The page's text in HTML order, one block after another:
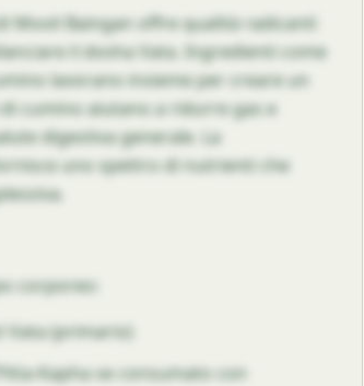
Mooli Baingan offre qualità radicanti
il dosha Vata. Ingredienti come
lavorano insieme per creare un
cumino aiutano a ridurre gas e
digestiva generale. La
uno spettro di nutrienti che
corporeo:
(primario)
Kapha se consumato con